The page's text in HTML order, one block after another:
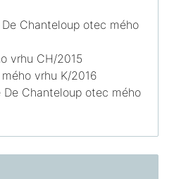
Chanteloup otec mého
vrhu CH/2015
vrhu K/2016
De Chanteloup otec mého